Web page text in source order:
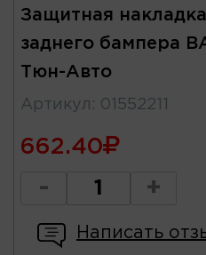
Защитная накладка
заднего бампера
Тюн-Авто
Артикул : 01552211
662.40
- +
Написать